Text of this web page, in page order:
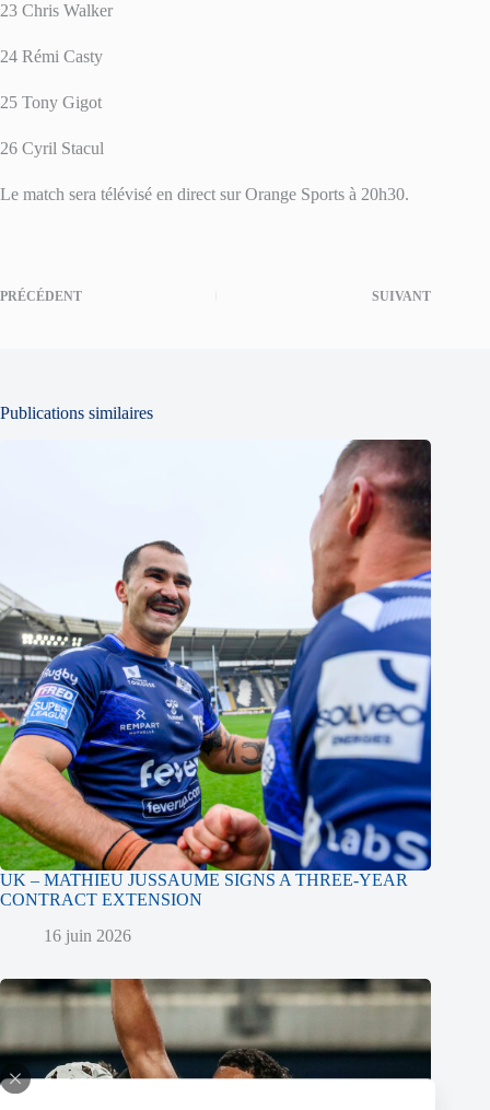
23 Chris Walker
24 Rémi Casty
25 Tony Gigot
26 Cyril Stacul
Le match sera télévisé en direct sur Orange Sports à 20h30.
PRÉCÉDENT SUIVANT
Publications similaires
UK – MATHIEU JUSSAUME SIGNS A THREE-YEAR
CONTRACT EXTENSION
16 juin 2026